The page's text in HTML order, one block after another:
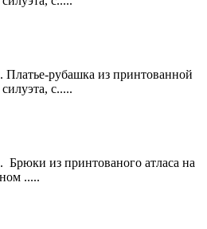
Платье-рубашка из принтованной
с.....
Брюки из принтованого атласа на
.....